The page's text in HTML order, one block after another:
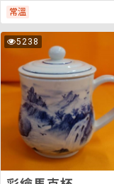
常溫
5238
次
彩
克